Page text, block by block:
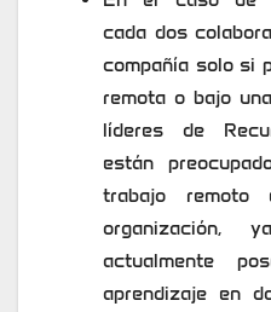
cada dos
compañía solo si
remota o bajo
líderes de
están
trabajo
organización,
actualmente
aprendizaje en